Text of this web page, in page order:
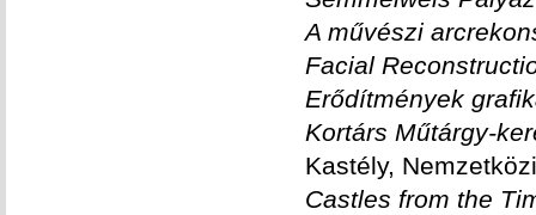
A művészi
Facial
Erődítmények
Kortárs Műtárgy-
Kastély,
Castles from the